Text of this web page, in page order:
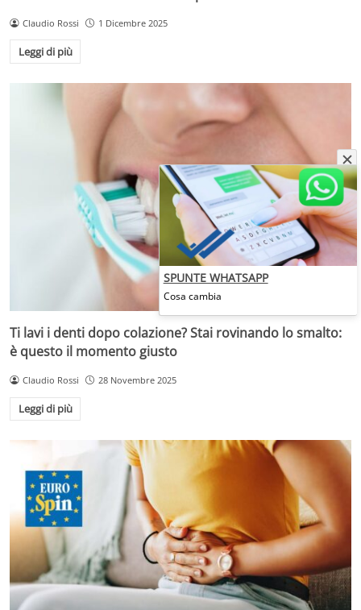
Claudio Rossi 1 Dicembre 2025
Leggi di più
Ti lavi i denti dopo colazione? Stai rovinando lo smalto:
è questo il momento giusto
Claudio Rossi 28 Novembre 2025
Leggi di più
SPUNTE WHATSAPP
Cosa cambia